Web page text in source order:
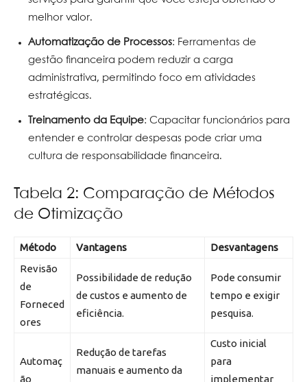
melhor valor.
Automatização de Processos: Ferramentas de
gestão financeira podem reduzir a carga
administrativa, permitindo foco em atividades
estratégicas.
Treinamento da Equipe: Capacitar funcionários para
entender e controlar despesas pode criar uma
cultura de responsabilidade financeira.
Tabela 2: Comparação de Métodos
de Otimização
Método Vantagens
Desvantagens
Revisão
de
Forneced
ores
Possibilidade de redução
de custos e aumento de
eficiência.
Pode consumir
tempo e exigir
pesquisa.
Automaç
ão
Redução de tarefas
manuais e aumento da
Custo inicial
para
implementar